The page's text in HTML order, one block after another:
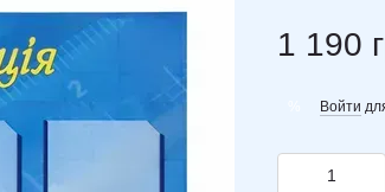
1 190
Войти